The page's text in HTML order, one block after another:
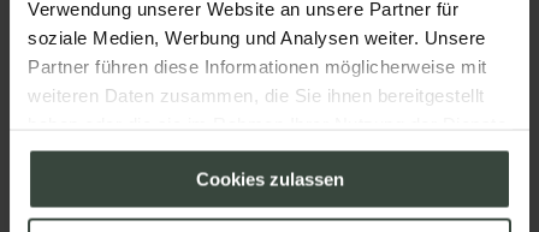
Verwendung unserer Website an unsere Partner für
soziale Medien, Werbung und Analysen weiter. Unsere
Partner führen diese Informationen möglicherweise mit
weiteren Daten zusammen, die Sie ihnen bereitgestellt
gesammelt haben.
Cookies zulassen